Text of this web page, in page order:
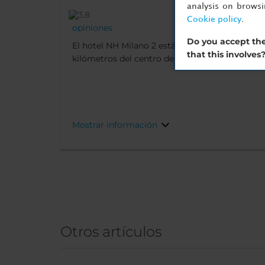
opiniones
El hotel NH Milano 2 está situado en un área
kilómetros del centro de Milán. Tendrás la
pueblo y disfrutarás de un enclave único, a
también está el hospital de San Rafael. Sobre
Mostrar información
Otros artículos
analysis on
Cookie policy.
Do you accept
that this involves?